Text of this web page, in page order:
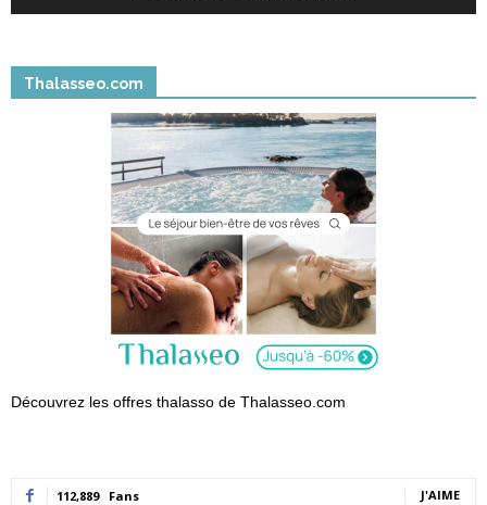
Thalasseo.com
Découvrez les offres thalasso de Thalasseo.com
112,889 Fans J'AIME